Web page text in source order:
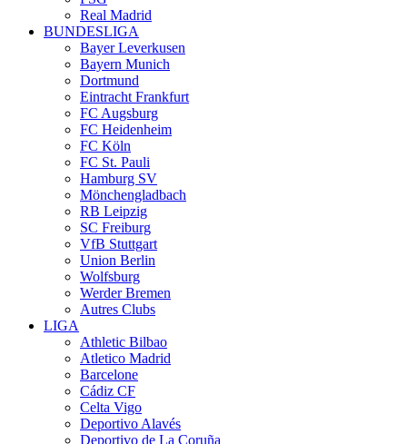
Real Madrid
BUNDESLIGA
Bayer Leverkusen
Bayern Munich
Dortmund
Eintracht Frankfurt
FC Augsburg
FC Heidenheim
FC Köln
FC St. Pauli
Hamburg SV
Mönchengladbach
RB Leipzig
SC Freiburg
VfB Stuttgart
Union Berlin
Wolfsburg
Werder Bremen
Autres Clubs
LIGA
Athletic Bilbao
Atletico Madrid
Barcelone
Cádiz CF
Celta Vigo
Deportivo Alavés
Deportivo de La Coruña